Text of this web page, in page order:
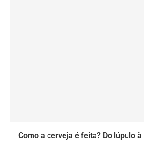
Como a cerveja é feita? Do lúpulo